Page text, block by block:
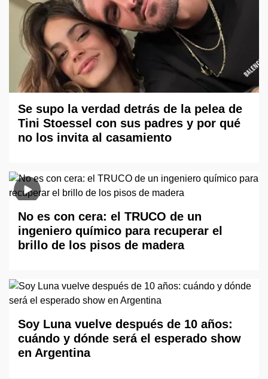
Se supo la verdad detrás de la pelea de
Tini Stoessel con sus padres y por qué
no los invita al casamiento
No es con cera: el TRUCO de un
ingeniero químico para recuperar el
brillo de los pisos de madera
Soy Luna vuelve después de 10 años:
cuándo y dónde será el esperado show
en Argentina